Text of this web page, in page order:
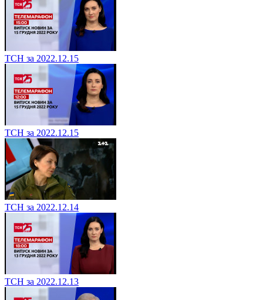
ТСН за 2022.12.15
ТСН за 2022.12.15
ТСН за 2022.12.14
ТСН за 2022.12.13